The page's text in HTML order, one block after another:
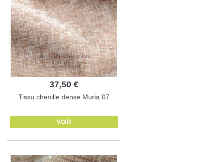
37,50 €
Tissu chenille dense Muria 07
VOIR